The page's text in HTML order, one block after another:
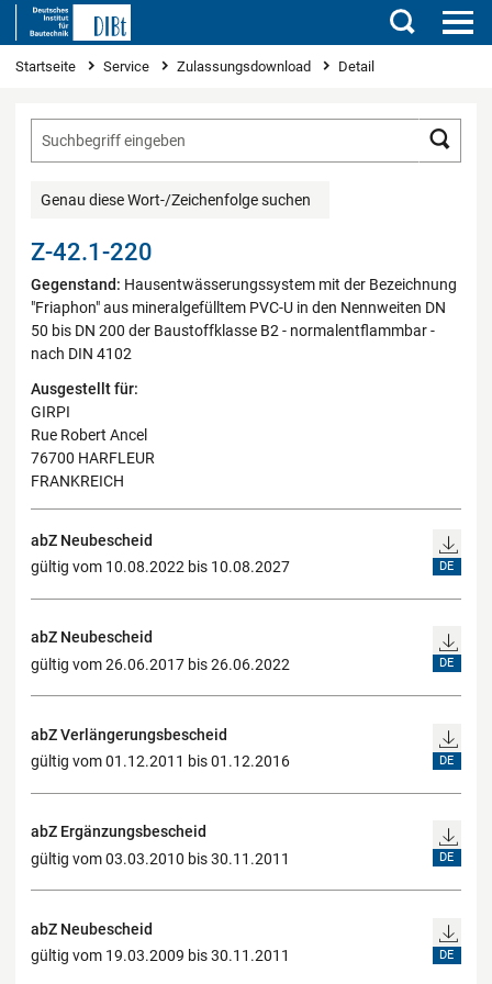
Suchen
Sie sind hier
Startseite Service Zulassungsdownload Detail
Genau diese Wort-/Zeichenfolge suchen
Z-42.1-220
Gegenstand: Hausentwässerungssystem mit der Bezeichnung
"Friaphon" aus mineralgefülltem PVC-U in den Nennweiten DN
50 bis DN 200 der Baustoffklasse B2 - normalentflammbar -
nach DIN 4102
Ausgestellt für:
GIRPI
Rue Robert Ancel
76700 HARFLEUR
FRANKREICH
abZ Neubescheid
gültig vom 10.08.2022 bis 10.08.2027
DE
abZ Neubescheid
gültig vom 26.06.2017 bis 26.06.2022
DE
abZ Verlängerungsbescheid
gültig vom 01.12.2011 bis 01.12.2016
DE
abZ Ergänzungsbescheid
gültig vom 03.03.2010 bis 30.11.2011
DE
abZ Neubescheid
gültig vom 19.03.2009 bis 30.11.2011
DE